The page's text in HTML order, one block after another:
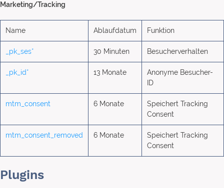
Marketing/Tracking
Name Ablaufdatum Funktion
_pk_ses* 30 Minuten Besucherverhalten
_pk_id* 13 Monate
Anonyme Besucher-
ID
mtm_consent 6 Monate
Speichert Tracking
Consent
mtm_consent_removed 6 Monate
Speichert Tracking
Consent
Plugins